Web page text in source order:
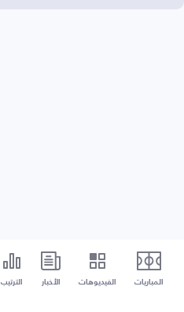
المباريات الفيديوهات الأخبار الترتيب